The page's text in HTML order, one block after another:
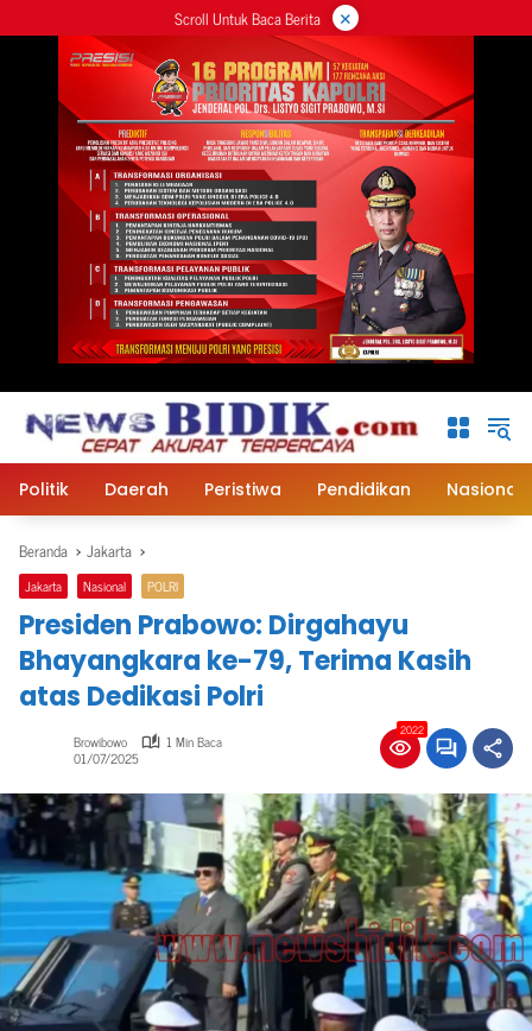
ke
Scroll Untuk Baca Berita ×
Politik Daerah Peristiwa Pendidikan Nasional
Beranda Jakarta
Jakarta Nasional POLRI
Presiden Prabowo: Dirgahayu
Bhayangkara ke-79, Terima Kasih
atas Dedikasi Polri
Browibowo 1 Min Baca
01/07/2025
2022